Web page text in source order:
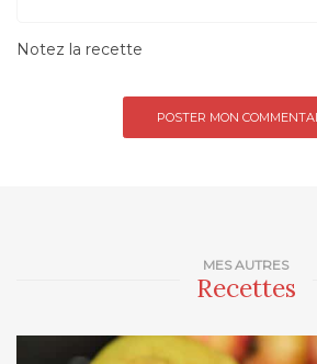
MES AUTRES
Recettes
Notez la recette